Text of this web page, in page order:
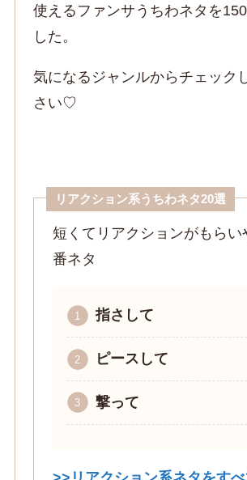
使えるファンサうちわネタを
した。
気になるジャンルからチェック
さい♡
リアクション系うちわネタ20選
短くてリアクションがもらい
番ネタ
指さして
ピースして
撃って